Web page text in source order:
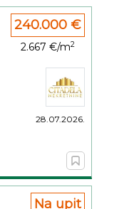
240.000 €
2.667 €/m2
28.07.2026.
Na upit